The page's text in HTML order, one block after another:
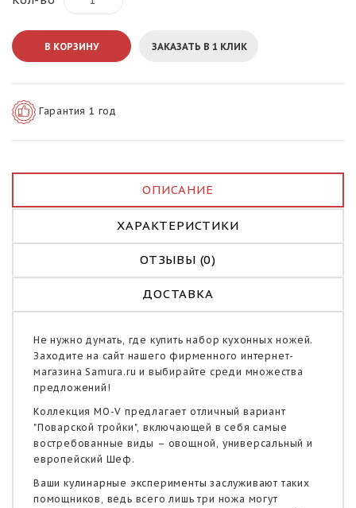
В КОРЗИНУ ЗАКАЗАТЬ В 1 КЛИК
Гарантия 1 год
ОПИСАНИЕ
ХАРАКТЕРИСТИКИ
ОТЗЫВЫ (0)
ДОСТАВКА
Не нужно думать, где купить набор кухонных ножей.
Заходите на сайт нашего фирменного интернет-
магазина Samura.ru и выбирайте среди множества
предложений!
Коллекция MO-V предлагает отличный вариант
"Поварской тройки", включающей в себя самые
востребованные виды – овощной, универсальный и
европейский Шеф.
Ваши кулинарные эксперименты заслуживают таких
помощников, ведь всего лишь три ножа могут